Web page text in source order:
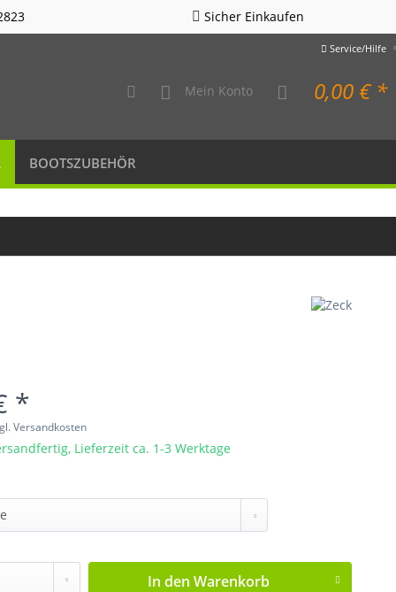
Sicher Einkaufen
Service/Hilfe
Mein Konto 0,00 € *
BOOTSZUBEHÖR
*
Versandkosten
Lieferzeit ca. 1-3 Werktage
In den Warenkorb